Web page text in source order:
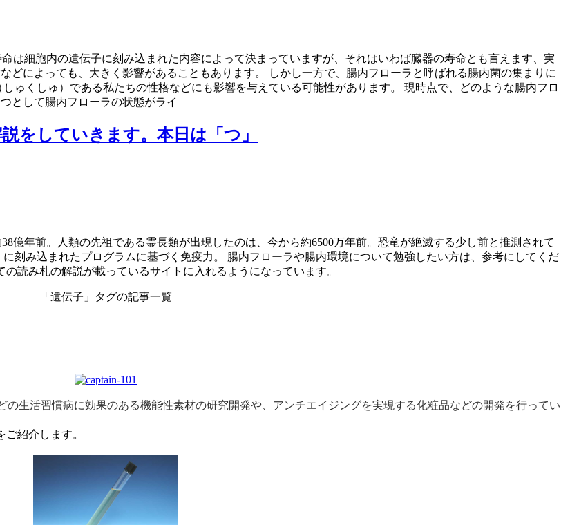
胞内の遺伝子に刻み込まれた内容によって決まっていますが、それはいわば臓器の寿命とも言えます、実
どによっても、大きく影響があることもあります。 しかし一方で、腸内フローラと呼ばれる腸内菌の集まりに
ゅくしゅ）である私たちの性格などにも影響を与えている可能性があります。 現時点で、どのような腸内フロ
として腸内フローラの状態がライ
をしていきます。本日は「つ」
年前。人類の先祖である霊長類が出現したのは、今から約6500万年前。恐竜が絶滅する少し前と推測されて
刻み込まれたプログラムに基づく免疫力。 腸内フローラや腸内環境について勉強したい方は、参考にしてくだ
読み札の解説が載っているサイトに入れるようになっています。
「遺伝子」タグの記事一覧
生活習慣病に効果のある機能性素材の研究開発や、アンチエイジングを実現する化粧品などの開発を行ってい
紹介します。